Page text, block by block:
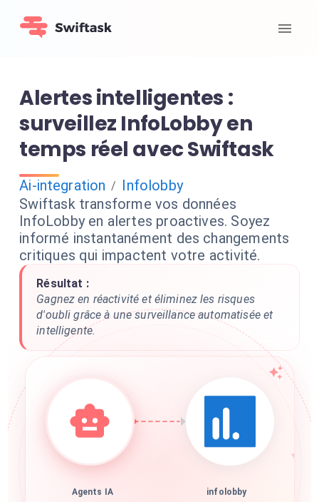
Alertes intelligentes :
surveillez InfoLobby en
temps réel avec Swiftask
Ai-integration / Infolobby
Swiftask transforme vos données
InfoLobby en alertes proactives. Soyez
informé instantanément des changements
critiques qui impactent votre activité.
Résultat :
Gagnez en réactivité et éliminez les risques
d'oubli grâce à une surveillance automatisée et
intelligente.
Agents IA infolobby